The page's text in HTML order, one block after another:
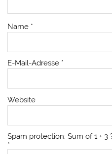
Name *
E-Mail-Adresse *
Website
Spam protection: Sum of 1 + 3
*